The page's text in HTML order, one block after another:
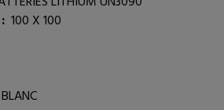
100 X 100